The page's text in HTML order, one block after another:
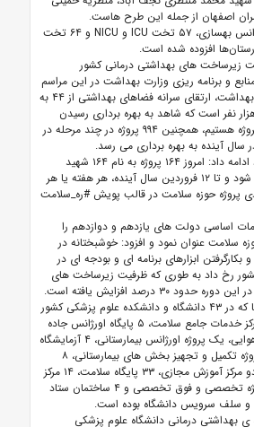
اصفهان از جمله این طرح هاست.
وی گفت: ۱۳۲ تخت اورژانس بهسازی، ۵۷ تخت ICU و NICU و ۶۴ تخت
افزوده شده است.
و برنامه ریزی وزارت بهداشت در این مراسم
اظهار نمود: هدف وزارت بهداشت، ارتقای سرانه فضاهای بهداشتی از ۴۴ به
هزار نفر است که شاهد به بهره برداری رسیدن
حدود یک هزار و ۵۵۴ پروژه هستیم، همچنین ۹۹۴ پروژه در چند مرحله در
دکتر سید کامل تقوی نژاد ادامه داد: امروز ۱۶۴ پروژه به نام ۱۶۴ شهید
مدافع سلامت افتتاح می شود و تا ۱۲ فروردین سال آینده، هر هفته یا هر
پروژه حوزه سلامت در قالب پویش #ره_سلامت
اساسی دولت های یازدهم و دوازدهم را
سلامت عنوان نمود و افزود: خوشبختانه در
بکارگرفتن ابزارهای برنامه ای و بودجه ای در
رخ داد به طوری که ظرفیت زیرساخت های
۳۰ درصد افزایش یافته است.
گفتنی است این پروژه ها که در ۴۳ دانشگاه و دانشکده علوم پزشکی کشور
افتتاح گردید شامل ۷۶ مرکز خدمات جامع سلامت، ۵ پایگاه اورژانس جاده
ای، یک پایگاه اورژانس هوایی، یک پروژه اورژانس بیمارستانی، ۴ آزمایشگاه
رفرانس و کووید۱۹، ۱۵ پروژه تکمیل و تجهیز بخش های بیمارستانی، ۸
واحد پانسیون پزشکان، دو مرکز آموزش مجازی، ۳۳ پایگاه سلامت، ۱۴ مرکز
بهداشت، یک کلینیک ویژه تخصصی و فوق تخصصی و ۴ ساختمان ستاد
و سلف سرویس دانشگاه بوده است.
است ۱۸ پروژه ی بهداشتی درمانی دانشگاه علوم پزشکی